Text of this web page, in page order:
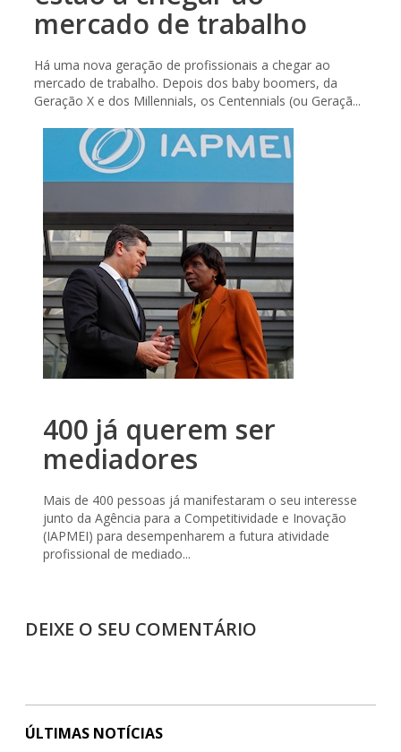
mercado de trabalho
Há uma nova geração de profissionais a chegar ao
mercado de trabalho. Depois dos baby boomers, da
Geração X e dos Millennials, os Centennials (ou Geraçã...
400 já querem ser
mediadores
Mais de 400 pessoas já manifestaram o seu interesse
junto da Agência para a Competitividade e Inovação
(IAPMEI) para desempenharem a futura atividade
profissional de mediado...
DEIXE O SEU COMENTÁRIO
ÚLTIMAS NOTÍCIAS